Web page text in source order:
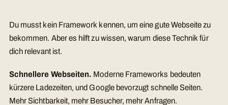
Du musst kein Framework kennen, um eine gute Webseite zu
bekommen. Aber es hilft zu wissen, warum diese Technik für
dich relevant ist.
Schnellere Webseiten. Moderne Frameworks bedeuten
kürzere Ladezeiten, und Google bevorzugt schnelle Seiten.
Mehr Sichtbarkeit, mehr Besucher, mehr Anfragen.